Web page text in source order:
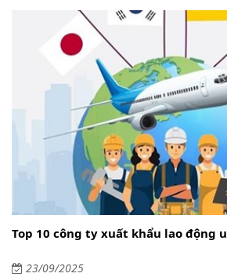
Top 10 công ty xuất khẩu lao động
23/09/2025